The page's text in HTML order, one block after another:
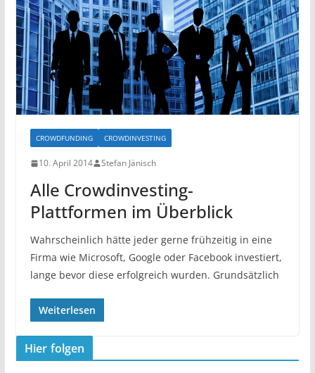
CROWDFUNDING CROWDINVESTING
10. April 2014 Stefan Jänisch
Alle Crowdinvesting-
Plattformen im Überblick
Wahrscheinlich hätte jeder gerne frühzeitig in eine
Firma wie Microsoft, Google oder Facebook investiert,
lange bevor diese erfolgreich wurden. Grundsätzlich
Weiterlesen
Hier folgen